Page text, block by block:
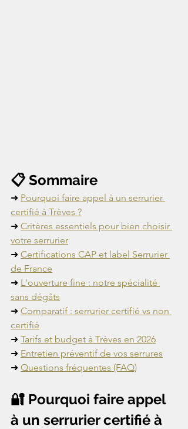
📋 Sommaire
➜ Pourquoi faire appel à un serrurier
certifié à Trèves ?
➜ Critères essentiels pour bien choisir
votre serrurier
➜ Certifications CAP et label Serrurier
de France
➜ L'ouverture fine : notre spécialité
sans dégâts
➜ Comparatif : serrurier certifié vs non
certifié
➜ Tarifs et budget à Trèves en 2026
➜ Entretien préventif de vos serrures
➜ Questions fréquentes (FAQ)
🔐 Pourquoi faire appel
à un serrurier certifié à